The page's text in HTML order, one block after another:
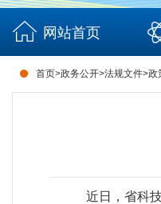
网站首页
首页>政务公开>法规文件>政
近日，省科